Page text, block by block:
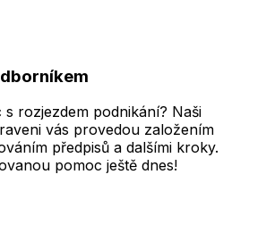
rozjezdem podnikání? Naši
vás provedou založením
předpisů a dalšími kroky.
pomoc ještě dnes!